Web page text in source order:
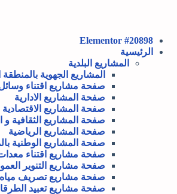
Elementor #20898
الرئيسية
المشاريع البلدية
المشاريع الجهوية بالمنطقة
صفحة مشاريع اقتناء
صفحة المشاريع الادارية
صفحة المشاريع الاقتصادية
صفحة المشاريع الثقافية و
صفحة المشاريع الرياضية
صفحة المشاريع الوطنية
صفحة مشاريع اقتناء
صفحة مشاريع التنوير
صفحة مشاريع تصريف مياه
صفحة مشاريع تعبيد